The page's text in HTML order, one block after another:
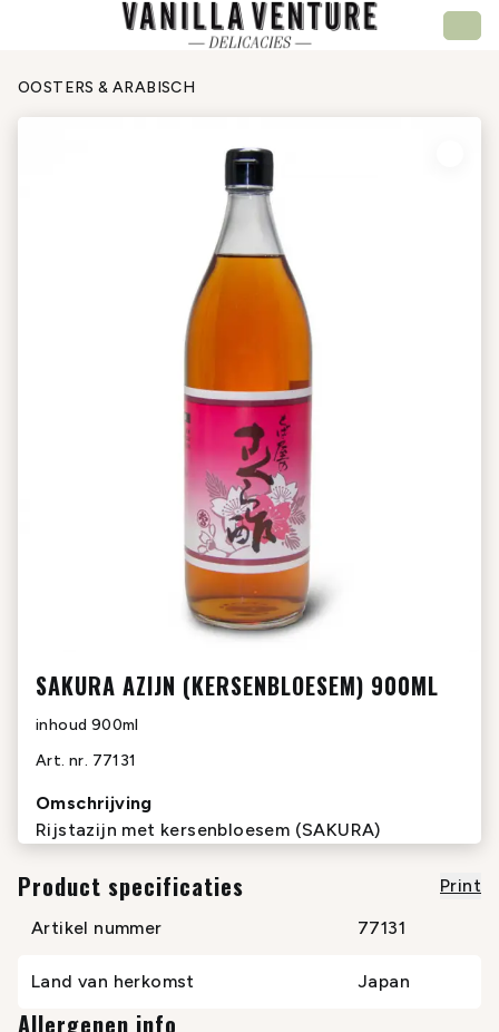
OOSTERS & ARABISCH
SAKURA AZIJN (KERSENBLOESEM) 900ML
inhoud 900ml
Art. nr. 77131
Omschrijving
Rijstazijn met kersenbloesem (SAKURA)
Product specificaties
Print
Artikel nummer
77131
Land van herkomst Japan
Allergenen info